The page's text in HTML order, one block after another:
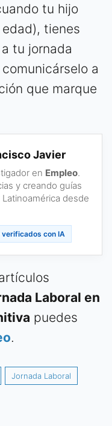
tu hijo
tienes
tu jornada
a
que marque
Javier
en Empleo.
y creando guías
desde
verificados con IA
Laboral en
puedes
.
Jornada Laboral